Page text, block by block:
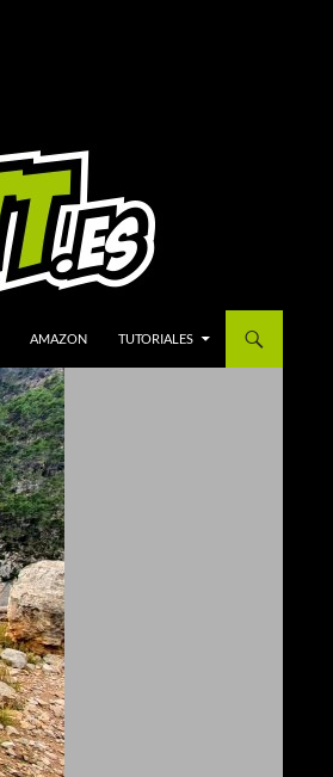
AMAZON TUTORIALES